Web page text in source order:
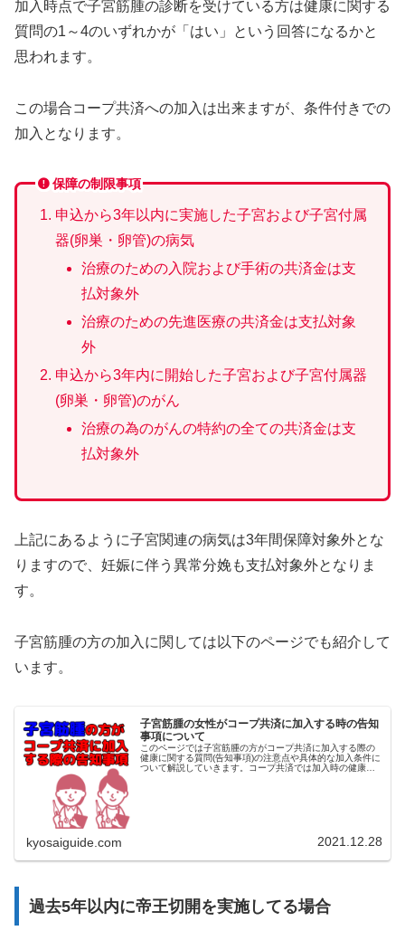
加入時点で子宮筋腫の診断を受けている方は健康に関する
質問の1～4のいずれかが「はい」という回答になるかと
思われます。
この場合コープ共済への加入は出来ますが、条件付きでの
加入となります。
保障の制限事項
申込から3年以内に実施した子宮および子宮付属
器(卵巣・卵管)の病気
治療のための入院および手術の共済金は支
払対象外
治療のための先進医療の共済金は支払対象
外
申込から3年内に開始した子宮および子宮付属器
(卵巣・卵管)のがん
治療の為のがんの特約の全ての共済金は支
払対象外
上記にあるように子宮関連の病気は3年間保障対象外とな
りますので、妊娠に伴う異常分娩も支払対象外となりま
す。
子宮筋腫の方の加入に関しては以下のページでも紹介して
います。
子宮筋腫の女性がコープ共済に加入する時の告知
事項について
このページでは子宮筋腫の方がコープ共済に加入する際の
健康に関する質問(告知事項)の注意点や具体的な加入条件に
ついて解説していきます。コープ共済では加入時の健康に
kyosaiguide.com 2021.12.28
過去5年以内に帝王切開を実施してる場合